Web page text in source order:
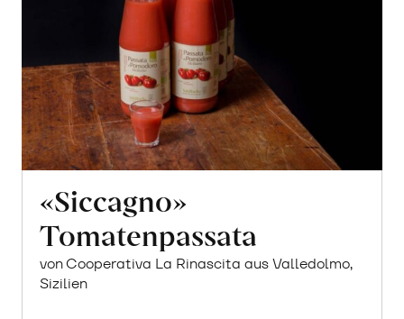
«Siccagno»
Tomatenpassata
von Cooperativa La Rinascita aus Valledolmo,
Sizilien